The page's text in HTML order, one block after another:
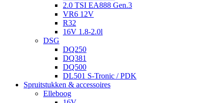
2.0 TSI EA888 Gen.3
VR6 12V
R32
16V 1.8-2.0l
DSG
DQ250
DQ381
DQ500
DL501 S-Tronic / PDK
Spruitstukken & accessoires
Elleboog